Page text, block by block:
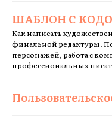
ШАБЛОН С
Как написать
финальной редактуры.
персонажей, работа с
профессиональных